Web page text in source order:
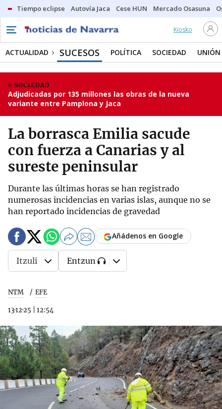
Tiempo eclipse Autovía Jaca Cese HUN Mercado Osasuna
Kiosko
ACTUALIDAD SUCESOS POLÍTICA SOCIEDAD UNIÓN
SOCIEDAD
Adjudicadas por 135 millones las obras de la nueva
variante entre Pamplona y Jaca
La borrasca Emilia sacude
con fuerza a Canarias y al
sureste peninsular
Durante las últimas horas se han registrado
numerosas incidencias en varias islas, aunque no se
han reportado incidencias de gravedad
NTM EFE
13·12·25 12:54
Añádenos en Google
Itzuli Entzun